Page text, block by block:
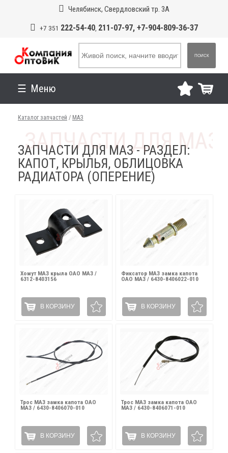
Челябинск, Свердловский тр. 3А
+7 351 222-54-40, 211-07-97, +7-904-809-36-37
ПОИСК
Меню
Каталог запчастей / МАЗ
ЗАПЧАСТИ ДЛЯ МАЗ - РАЗДЕЛ:
КАПОТ, КРЫЛЬЯ, ОБЛИЦОВКА
РАДИАТОРА (ОПЕРЕНИЕ)
Хомут МАЗ крыла ОАО МАЗ /
6312-8403156
В КОРЗИНУ
Фиксатор МАЗ замка капота
ОАО МАЗ / 6430-8406022-010
В КОРЗИНУ
Трос МАЗ замка капота ОАО
МАЗ / 6430-8406070-010
В КОРЗИНУ
Трос МАЗ замка капота ОАО
МАЗ / 6430-8406071-010
В КОРЗИНУ